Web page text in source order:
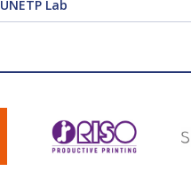
UNETP Lab